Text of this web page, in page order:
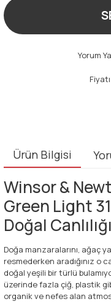
Yorum
Ürün Bilgisi
Winsor &
Green Light
Doğal
Doğa manzaralarını, ağaç
resmederken aradığınız o
doğal yeşili bir türlü
üzerinde fazla çiğ, plastik
organik ve nefes alan